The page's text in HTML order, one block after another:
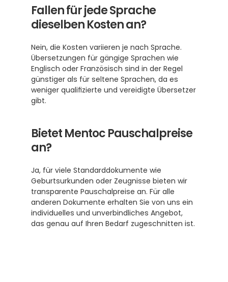
Fallen für jede Sprache
dieselben Kosten an?
Nein, die Kosten variieren je nach Sprache.
Übersetzungen für gängige Sprachen wie
Englisch oder Französisch sind in der Regel
günstiger als für seltene Sprachen, da es
weniger qualifizierte und vereidigte Übersetzer
gibt.
Bietet Mentoc Pauschalpreise
an?
Ja, für viele Standarddokumente wie
Geburtsurkunden oder Zeugnisse bieten wir
transparente Pauschalpreise an. Für alle
anderen Dokumente erhalten Sie von uns ein
individuelles und unverbindliches Angebot,
das genau auf Ihren Bedarf zugeschnitten ist.